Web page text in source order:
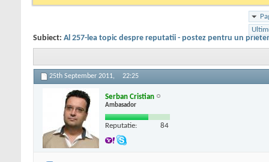
Subiect: Al 257-lea topic despre reputatii - postez pentru un
25th September 2011, 22:25
Serban Cristian
Ambasador
Reputatie: 84